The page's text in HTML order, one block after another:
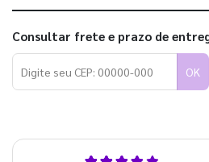
Consultar frete e prazo de
OK